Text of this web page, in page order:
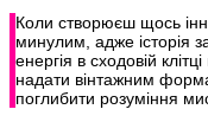
Коли створюєш щось
минулим, адже історія
енергія в сходовій
надати вінтажним
поглибити розуміння